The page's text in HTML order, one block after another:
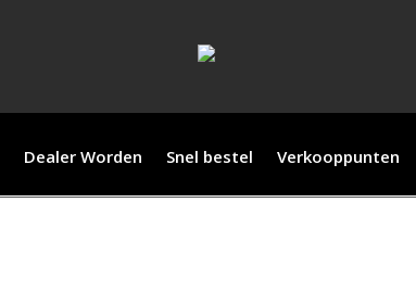
Dealer Worden Snel bestel Verkooppunten